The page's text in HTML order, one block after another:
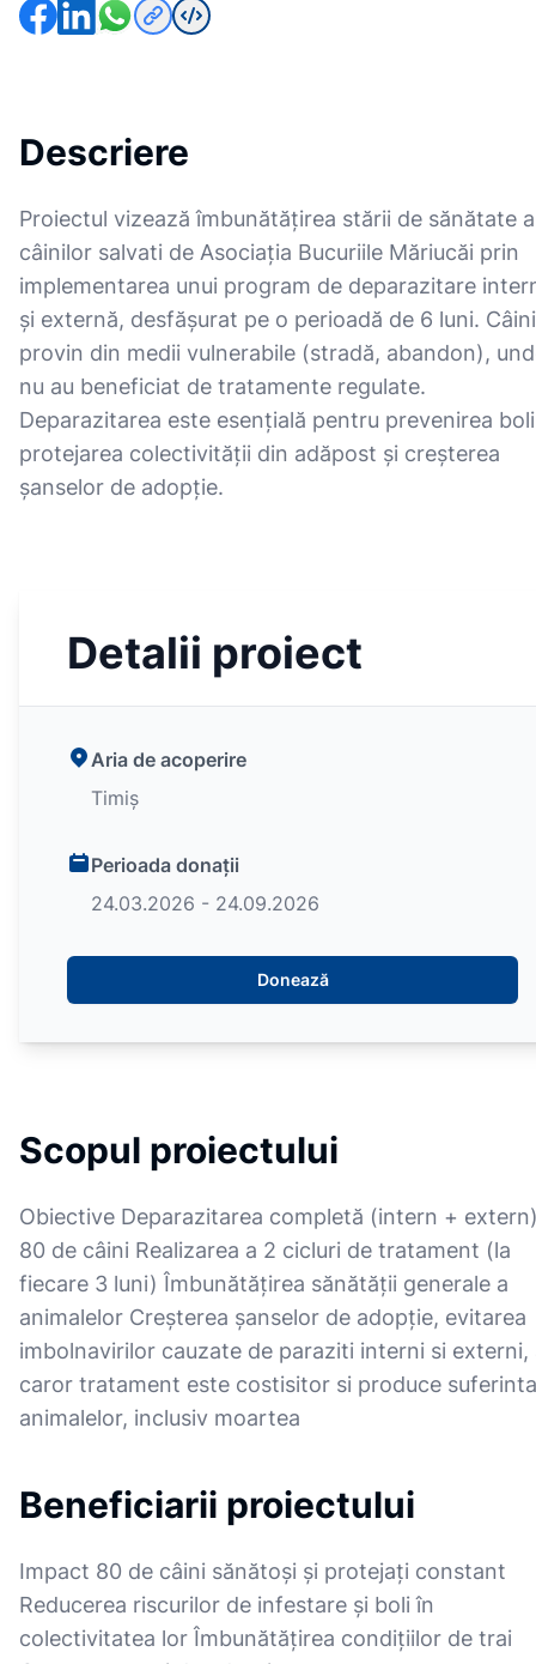
Descriere
Proiectul vizează îmbunătățirea stării de sănătate a
câinilor salvati de Asociația Bucuriile Măriucăi prin
implementarea unui program de deparazitare
și externă, desfășurat pe o perioadă de 6 luni.
provin din medii vulnerabile (stradă, abandon),
nu au beneficiat de tratamente regulate.
Deparazitarea este esențială pentru prevenirea
protejarea colectivității din adăpost și creșterea
șanselor de adopție.
Detalii proiect
Aria de acoperire
Timiș
Perioada donații
24.03.2026 - 24.09.2026
Donează
Scopul proiectului
Obiective Deparazitarea completă (intern +
80 de câini Realizarea a 2 cicluri de tratament (la
fiecare 3 luni) Îmbunătățirea sănătății generale a
animalelor Creșterea șanselor de adopție, evitarea
imbolnavirilor cauzate de paraziti interni si externi,
caror tratament este costisitor si produce suferinta
animalelor, inclusiv moartea
Beneficiarii proiectului
Impact 80 de câini sănătoși și protejați constant
Reducerea riscurilor de infestare și boli în
colectivitatea lor Îmbunătățirea condițiilor de trai